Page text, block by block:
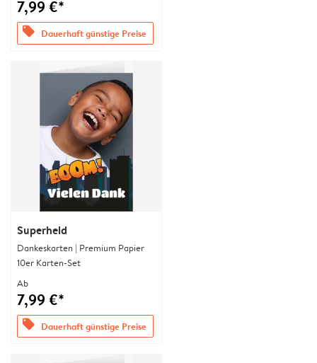
7,99 €*
offers Dauerhaft günstige Preise
Superheld
Dankeskarten | Premium Papier
10er Karten-Set
Ab
7,99 €*
offers Dauerhaft günstige Preise